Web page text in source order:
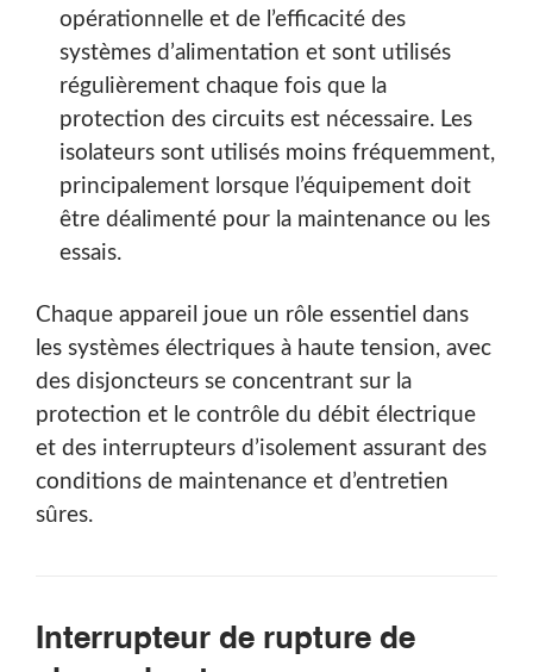
opérationnelle et de l’efficacité des
systèmes d’alimentation et sont utilisés
régulièrement chaque fois que la
protection des circuits est nécessaire. Les
isolateurs sont utilisés moins fréquemment,
principalement lorsque l’équipement doit
être déalimenté pour la maintenance ou les
essais.
Chaque appareil joue un rôle essentiel dans
les systèmes électriques à haute tension, avec
des disjoncteurs se concentrant sur la
protection et le contrôle du débit électrique
et des interrupteurs d’isolement assurant des
conditions de maintenance et d’entretien
sûres.
Interrupteur de rupture de